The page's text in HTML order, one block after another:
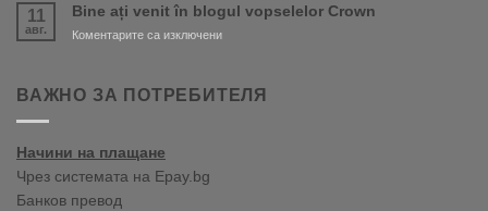
11
авг.
Bine ați venit în blogul vopselelor Crown
Коментарите са изключениза
venit
ВАЖНО ЗА ПОТРЕБИТЕЛЯ
Начини на плащане
Чрез системата на Epay.bg
Банков превод